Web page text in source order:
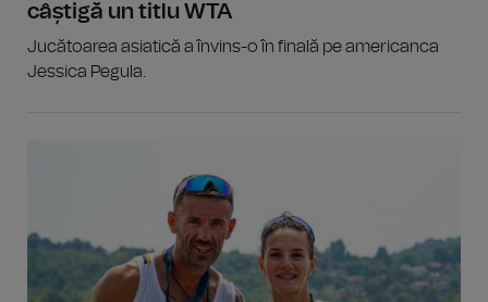
câștigă un titlu WTA
Jucătoarea asiatică a învins-o în finală pe americanca
Jessica Pegula.